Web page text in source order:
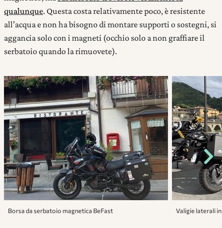
qualunque. Questa costa relativamente poco, è resistente
all’acqua e non ha bisogno di montare supporti o sostegni, si
aggancia solo con i magneti (occhio solo a non graffiare il
serbatoio quando la rimuovete).
Borsa da serbatoio magnetica BeFast Valigie laterali